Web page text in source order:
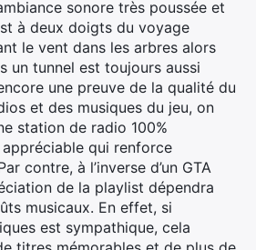
sonore très poussée et
à deux doigts du voyage
le vent dans les arbres alors
un tunnel est toujours aussi
une preuve de la qualité du
et des musiques du jeu, on
station de radio 100%
qui renforce
contre, à l’inverse d’un GTA
de la playlist dépendra
musicaux. En effet, si
est sympathique, cela